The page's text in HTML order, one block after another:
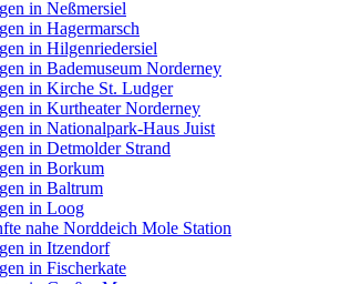
in Neßmersiel
in Hagermarsch
in Hilgenriedersiel
in Bademuseum Norderney
in Kirche St. Ludger
in Kurtheater Norderney
in Nationalpark-Haus Juist
in Detmolder Strand
in Borkum
in Baltrum
in Loog
nahe Norddeich Mole Station
in Itzendorf
in Fischerkate